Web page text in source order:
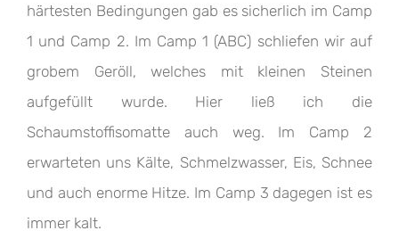
härtesten Bedingungen gab es sicherlich im Camp
1 und Camp 2. Im Camp 1 (ABC) schliefen wir auf
grobem Geröll, welches mit kleinen Steinen
aufgefüllt wurde. Hier ließ ich die
Schaumstoffisomatte auch weg. Im Camp 2
erwarteten uns Kälte, Schmelzwasser, Eis, Schnee
und auch enorme Hitze. Im Camp 3 dagegen ist es
immer kalt.